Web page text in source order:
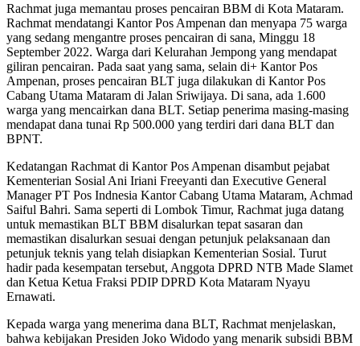
Rachmat juga memantau proses pencairan BBM di Kota Mataram.
Rachmat mendatangi Kantor Pos Ampenan dan menyapa 75 warga
yang sedang mengantre proses pencairan di sana, Minggu 18
September 2022. Warga dari Kelurahan Jempong yang mendapat
giliran pencairan. Pada saat yang sama, selain di+ Kantor Pos
Ampenan, proses pencairan BLT juga dilakukan di Kantor Pos
Cabang Utama Mataram di Jalan Sriwijaya. Di sana, ada 1.600
warga yang mencairkan dana BLT. Setiap penerima masing-masing
mendapat dana tunai Rp 500.000 yang terdiri dari dana BLT dan
BPNT.
Kedatangan Rachmat di Kantor Pos Ampenan disambut pejabat
Kementerian Sosial Ani Iriani Freeyanti dan Executive General
Manager PT Pos Indnesia Kantor Cabang Utama Mataram, Achmad
Saiful Bahri. Sama seperti di Lombok Timur, Rachmat juga datang
untuk memastikan BLT BBM disalurkan tepat sasaran dan
memastikan disalurkan sesuai dengan petunjuk pelaksanaan dan
petunjuk teknis yang telah disiapkan Kementerian Sosial. Turut
hadir pada kesempatan tersebut, Anggota DPRD NTB Made Slamet
dan Ketua Ketua Fraksi PDIP DPRD Kota Mataram Nyayu
Ernawati.
Kepada warga yang menerima dana BLT, Rachmat menjelaskan,
bahwa kebijakan Presiden Joko Widodo yang menarik subsidi BBM